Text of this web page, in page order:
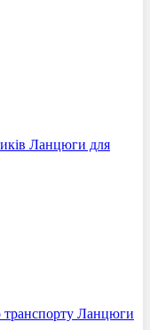
Ланцюги для
Ланцюги